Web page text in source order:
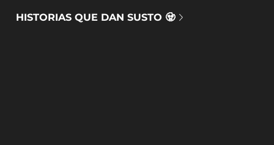
HISTORIAS QUE DAN SUSTO 🧟